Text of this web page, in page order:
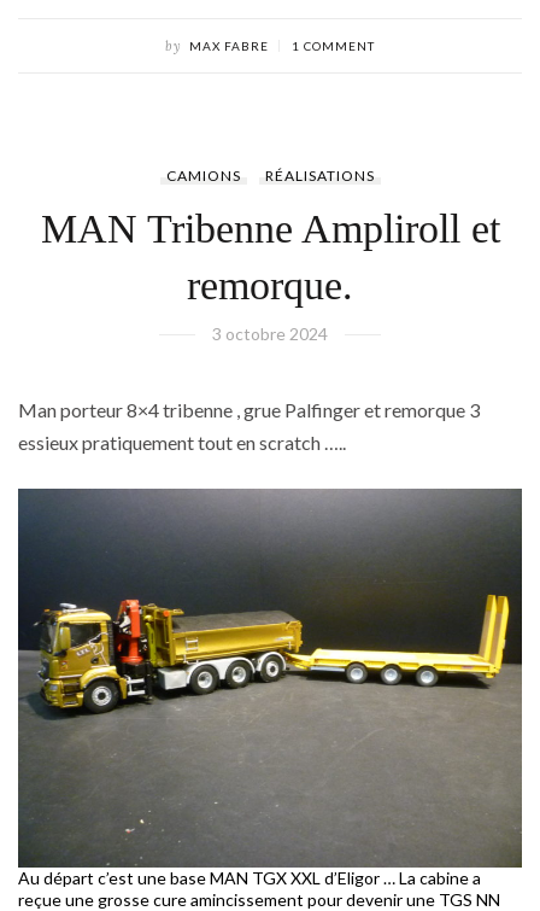
by MAX FABRE 1 COMMENT
CAMIONS RÉALISATIONS
MAN Tribenne Ampliroll et
remorque.
3 octobre 2024
Man porteur 8×4 tribenne , grue Palfinger et remorque 3
essieux pratiquement tout en scratch …..
Au départ c’est une base MAN TGX XXL d’Eligor … La cabine a
reçue une grosse cure amincissement pour devenir une TGS NN